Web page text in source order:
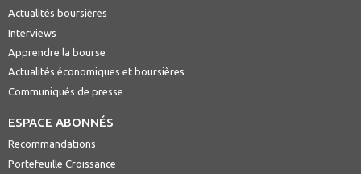
Actualités boursières
Interviews
Apprendre la bourse
Actualités économiques et boursières
Communiqués de presse
ESPACE ABONNÉS
Recommandations
Portefeuille Croissance